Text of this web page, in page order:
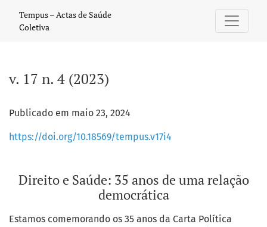
v. 17 n. 4 (2023): Direito e Saúde: 35 anos de uma relação
Tempus – Actas de Saúde
Coletiva
v. 17 n. 4 (2023)
Publicado em maio 23, 2024
https://doi.org/10.18569/tempus.v17i4
Direito e Saúde: 35 anos de uma relação
democrática
Estamos comemorando os 35 anos da Carta Política